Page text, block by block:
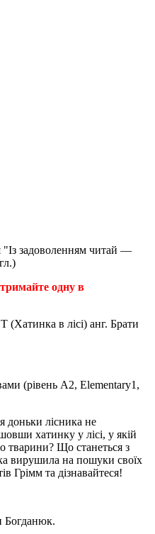
"Із задоволенням читай —
одну в
в лісі) анг. Брати
(рівень А2, Elementary1,
доньки лісника не
хатинку у лісі, у якій
тварини? Що станеться з
вирушила на пошуки своїх
Грімм та дізнавайтеся!
Богданюк.